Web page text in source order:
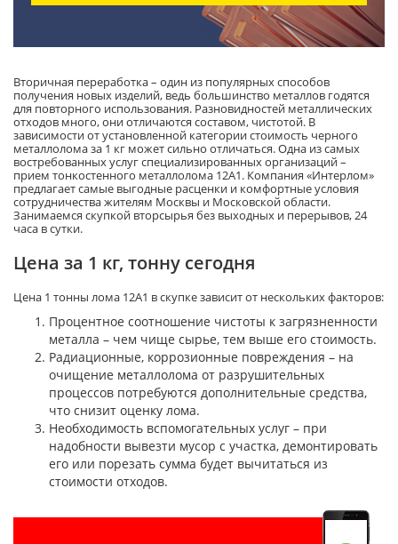
Вторичная переработка – один из популярных способов
получения новых изделий, ведь большинство металлов годятся
для повторного использования. Разновидностей металлических
отходов много, они отличаются составом, чистотой. В
зависимости от установленной категории стоимость черного
металлолома за 1 кг может сильно отличаться. Одна из самых
востребованных услуг специализированных организаций –
прием тонкостенного металлолома 12А1. Компания «Интерлом»
предлагает самые выгодные расценки и комфортные условия
сотрудничества жителям Москвы и Московской области.
Занимаемся скупкой вторсырья без выходных и перерывов, 24
часа в сутки.
Цена за 1 кг, тонну сегодня
Цена 1 тонны лома 12А1 в скупке зависит от нескольких факторов:
Процентное соотношение чистоты к загрязненности
металла – чем чище сырье, тем выше его стоимость.
Радиационные, коррозионные повреждения – на
очищение металлолома от разрушительных
процессов потребуются дополнительные средства,
что снизит оценку лома.
Необходимость вспомогательных услуг – при
надобности вывезти мусор с участка, демонтировать
его или порезать сумма будет вычитаться из
стоимости отходов.